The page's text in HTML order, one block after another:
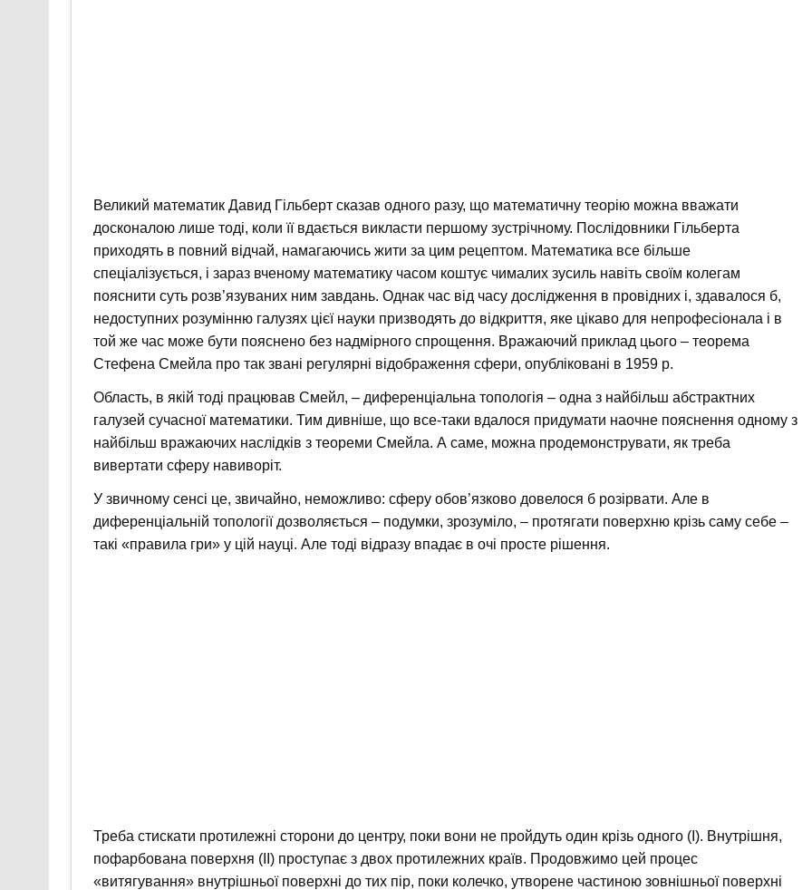
Великий математик Давид Гільберт сказав одного разу, що математичну теорію можна вважати
досконалою лише тоді, коли її вдається викласти першому зустрічному. Послідовники Гільберта
приходять в повний відчай, намагаючись жити за цим рецептом. Математика все більше
спеціалізується, і зараз вченому математику часом коштує чималих зусиль навіть своїм колегам
пояснити суть розв’язуваних ним завдань. Однак час від часу дослідження в провідних і, здавалося б,
недоступних розумінню галузях цієї науки призводять до відкриття, яке цікаво для непрофесіонала і в
той же час може бути пояснено без надмірного спрощення. Вражаючий приклад цього – теорема
Стефена Смейла про так звані регулярні відображення сфери, опубліковані в 1959 р.
Область, в якій тоді працював Смейл, – диференціальна топологія – одна з найбільш абстрактних
галузей сучасної математики. Тим дивніше, що все-таки вдалося придумати наочне пояснення одному з
найбільш вражаючих наслідків з теореми Смейла. А саме, можна продемонструвати, як треба
вивертати сферу навиворіт.
У звичному сенсі це, звичайно, неможливо: сферу обов’язково довелося б розірвати. Але в
диференціальній топології дозволяється – подумки, зрозуміло, – протягати поверхню крізь саму себе –
такі «правила гри» у цій науці. Але тоді відразу впадає в очі просте рішення.
Треба стискати протилежні сторони до центру, поки вони не пройдуть один крізь одного (I). Внутрішня,
пофарбована поверхня (II) проступає з двох протилежних країв. Продовжимо цей процес
«витягування» внутрішньої поверхні до тих пір, поки колечко, утворене частиною зовнішньої поверхні